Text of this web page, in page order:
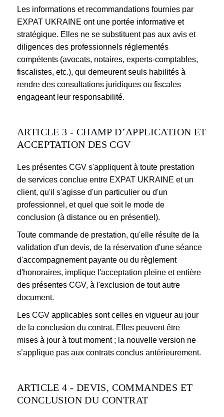
Les informations et recommandations fournies par
EXPAT UKRAINE ont une portée informative et
stratégique. Elles ne se substituent pas aux avis et
diligences des professionnels réglementés
compétents (avocats, notaires, experts-comptables,
fiscalistes, etc.), qui demeurent seuls habilités à
rendre des consultations juridiques ou fiscales
engageant leur responsabilité.
ARTICLE 3 - CHAMP D’APPLICATION ET
ACCEPTATION DES CGV
Les présentes CGV s'appliquent à toute prestation
de services conclue entre EXPAT UKRAINE et un
client, qu'il s'agisse d'un particulier ou d'un
professionnel, et quel que soit le mode de
conclusion (à distance ou en présentiel).
Toute commande de prestation, qu'elle résulte de la
validation d'un devis, de la réservation d'une séance
d'accompagnement payante ou du règlement
d'honoraires, implique l'acceptation pleine et entière
des présentes CGV, à l'exclusion de tout autre
document.
Les CGV applicables sont celles en vigueur au jour
de la conclusion du contrat. Elles peuvent être
mises à jour à tout moment ; la nouvelle version ne
s’applique pas aux contrats conclus antérieurement.
ARTICLE 4 - DEVIS, COMMANDES ET
CONCLUSION DU CONTRAT